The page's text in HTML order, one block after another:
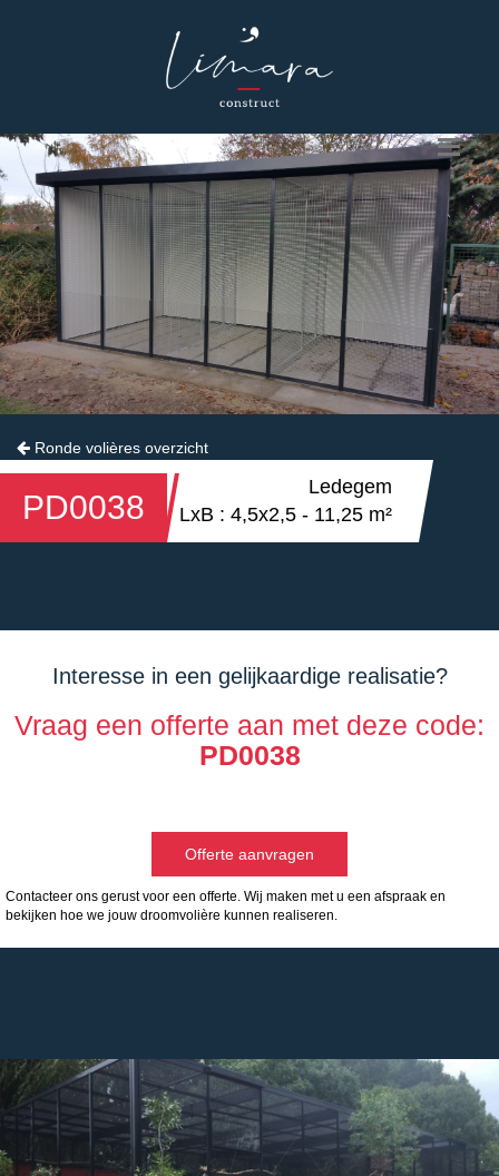
Ronde volières overzicht
PD0038
Ledegem
LxB : 4,5x2,5 - 11,25 m²
Interesse in een gelijkaardige realisatie?
Vraag een offerte aan met deze code:
PD0038
Offerte aanvragen
Contacteer ons gerust voor een offerte. Wij maken met u een afspraak en
bekijken hoe we jouw droomvolière kunnen realiseren.